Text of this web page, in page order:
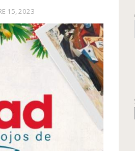
15, 2023